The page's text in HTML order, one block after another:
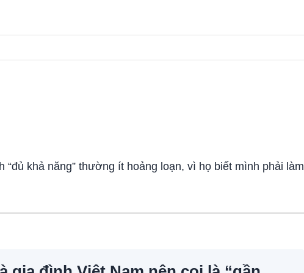
khả năng” thường ít hoảng loạn, vì họ biết mình phải làm